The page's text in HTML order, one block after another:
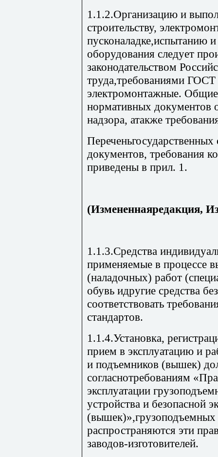
1.1.2.Организацию и
строительству,
пусконаладке,испытанию
оборудования следует
законодательством
труда,требованиями
электромонтажные. Общие
нормативных документов
надзора, атакже
документов, требования
приведены в прил. 1.
(Измененнаяредакция,
1.1.3.Средства
применяемые в процессе
(наладочных) работ
обувь идругие средства
соответствовать
стандартов.
1.1.4.Установка,
прием в эксплуатацию и
и подъемников (вышек)
согласнотребованиям
эксплуатации
устройства и безопасной
распространяются эти
заводов-изготовителей.